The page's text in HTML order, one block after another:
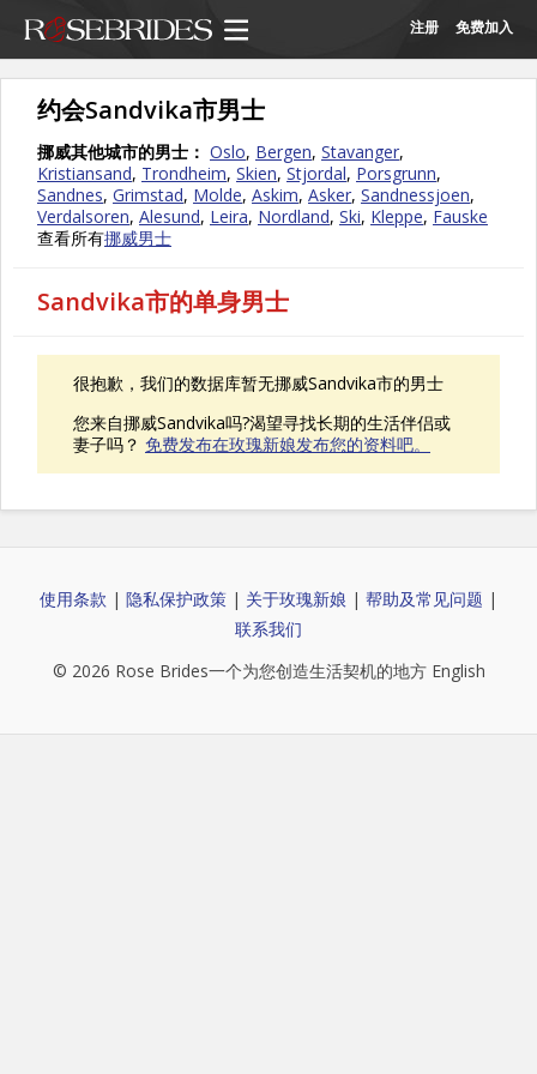
注册 免费加入
约会Sandvika市男士
挪威其他城市的男士： Oslo, Bergen, Stavanger,
Kristiansand, Trondheim, Skien, Stjordal, Porsgrunn,
Sandnes, Grimstad, Molde, Askim, Asker, Sandnessjoen,
Verdalsoren, Alesund, Leira, Nordland, Ski, Kleppe, Fauske
查看所有挪威男士
Sandvika市的单身男士
很抱歉，我们的数据库暂无挪威Sandvika市的男士
您来自挪威Sandvika吗?渴望寻找长期的生活伴侣或
妻子吗？ 免费发布在玫瑰新娘发布您的资料吧。
使用条款 | 隐私保护政策 | 关于玫瑰新娘 | 帮助及常见问题 |
联系我们
© 2026 Rose Brides一个为您创造生活契机的地方 English